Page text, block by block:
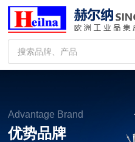
Advantage Brand
优势品牌